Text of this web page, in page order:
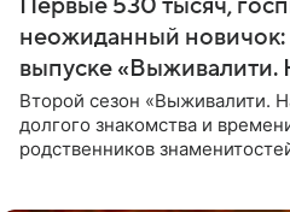
Первые 530 тысяч,
неожиданный новичок:
выпуске «Выживалити.
Второй сезон «Выживалити.
долгого знакомства и
родственников